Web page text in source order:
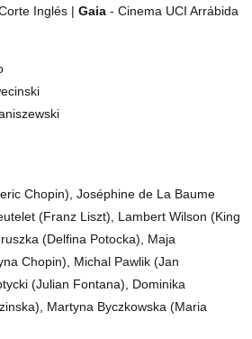
Inglés |Gaia - Cinema UCI Arrábida
Chopin), Joséphine de La Baume
(Franz Liszt), Lambert Wilson (King
(Delfina Potocka), Maja
Chopin), Michal Pawlik (Jan
(Julian Fontana), Dominika
Martyna Byczkowska (Maria